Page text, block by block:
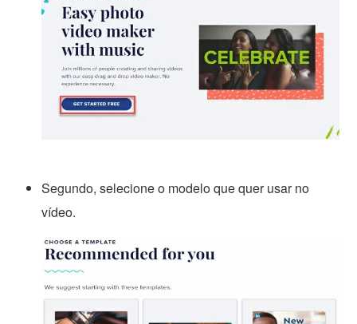
Segundo, selecione o modelo que quer usar no
vídeo.